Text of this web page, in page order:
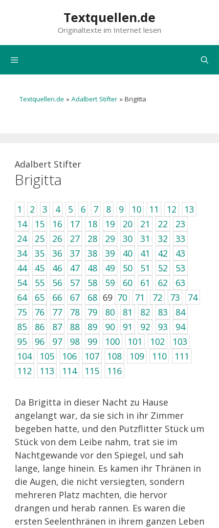
Textquellen.de
Originaltexte im Internet lesen
Textquellen.de » Adalbert Stifter » Brigitta
Adalbert Stifter
Brigitta
1 2 3 4 5 6 7 8 9 10 11 12
13
14
15 16 17 18 19 20 21 22
23
24
25 26 27 28 29 30 31 32
33
34
35 36 37 38 39 40 41 42
43
44
45 46 47 48 49 50 51 52
53
54
55 56 57 58 59 60 61 62
63
64
65 66 67 68 69 70 71 72 73
74
75
76 77 78 79 80 81 82 83
84
85
86 87 88 89 90 91 92 93
94
95
96 97 98 99 100 101 102
103
104
105 106 107 108 109 110
111
112
113 114 115 116
Da Brigitta in dieser Nacht zu Hause
angelangt war, da sie sich in ihr Zimmer
begeben hatte, und den Putzflitter Stück um
Stück von dem Leibe nahm, trat sie im
Nachtgewande vor den Spiegel, und sah
lange, lange hinein. Es kamen ihr Thränen in
die Augen, die nicht versiegten, sondern
mehreren Platz machten, die hervor
drangen und herab rannen. Es waren die
ersten Seelenthränen in ihrem ganzen Leben